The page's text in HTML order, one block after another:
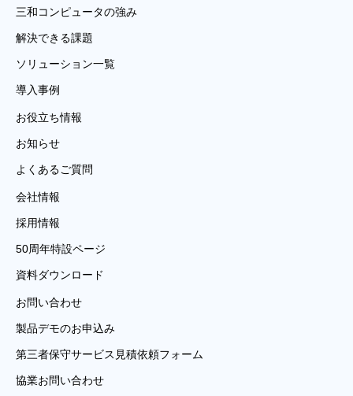
三和コンピュータの強み
解決できる課題
ソリューション一覧
導入事例
お役立ち情報
お知らせ
よくあるご質問
会社情報
採用情報
50周年特設ページ
資料ダウンロード
お問い合わせ
製品デモのお申込み
第三者保守サービス見積依頼フォーム
協業お問い合わせ